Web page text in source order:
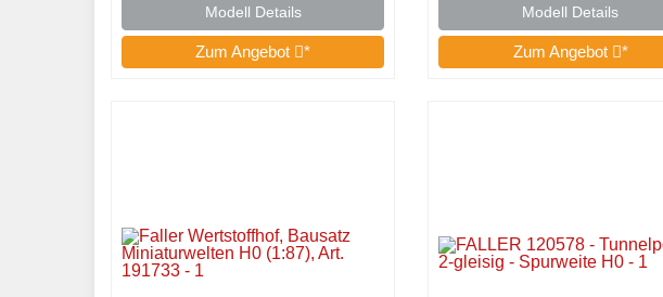
Modell Details
Zum Angebot *
Modell Details
Zum Angebot *